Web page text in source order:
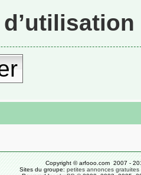
Copyright © arfooo.com 2007 -
Sites du groupe: petites annonces gratuites